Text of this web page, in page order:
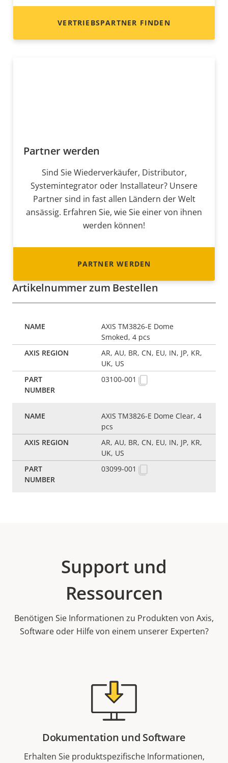
VERTRIEBSPARTNER FINDEN
Partner werden
Sind Sie Wiederverkäufer, Distributor,
Systemintegrator oder Installateur? Unsere
Partner sind in fast allen Ländern der Welt
ansässig. Erfahren Sie, wie Sie einer von ihnen
werden können!
PARTNER WERDEN
Artikelnummer zum Bestellen
AXIS TM3826-E Dome
Smoked, 4 pcs
AR, AU, BR, CN, EU, IN, JP, KR,
UK, US
03100-001
AXIS TM3826-E Dome Clear, 4
pcs
AR, AU, BR, CN, EU, IN, JP, KR,
UK, US
03099-001
Support und
Ressourcen
Benötigen Sie Informationen zu Produkten von Axis,
Software oder Hilfe von einem unserer Experten?
Dokumentation und Software
Erhalten Sie produktspezifische Informationen,